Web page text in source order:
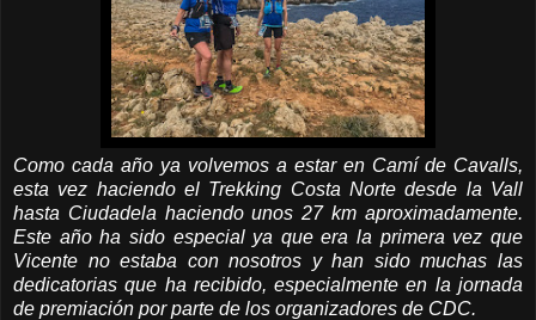
Como cada año ya volvemos a estar en Camí de Cavalls,
esta vez haciendo el Trekking Costa Norte desde la Vall
hasta Ciudadela haciendo unos 27 km aproximadamente.
Este año ha sido especial ya que era la primera vez que
Vicente no estaba con nosotros y han sido muchas las
dedicatorias que ha recibido, especialmente en la jornada
de premiación por parte de los organizadores de CDC.